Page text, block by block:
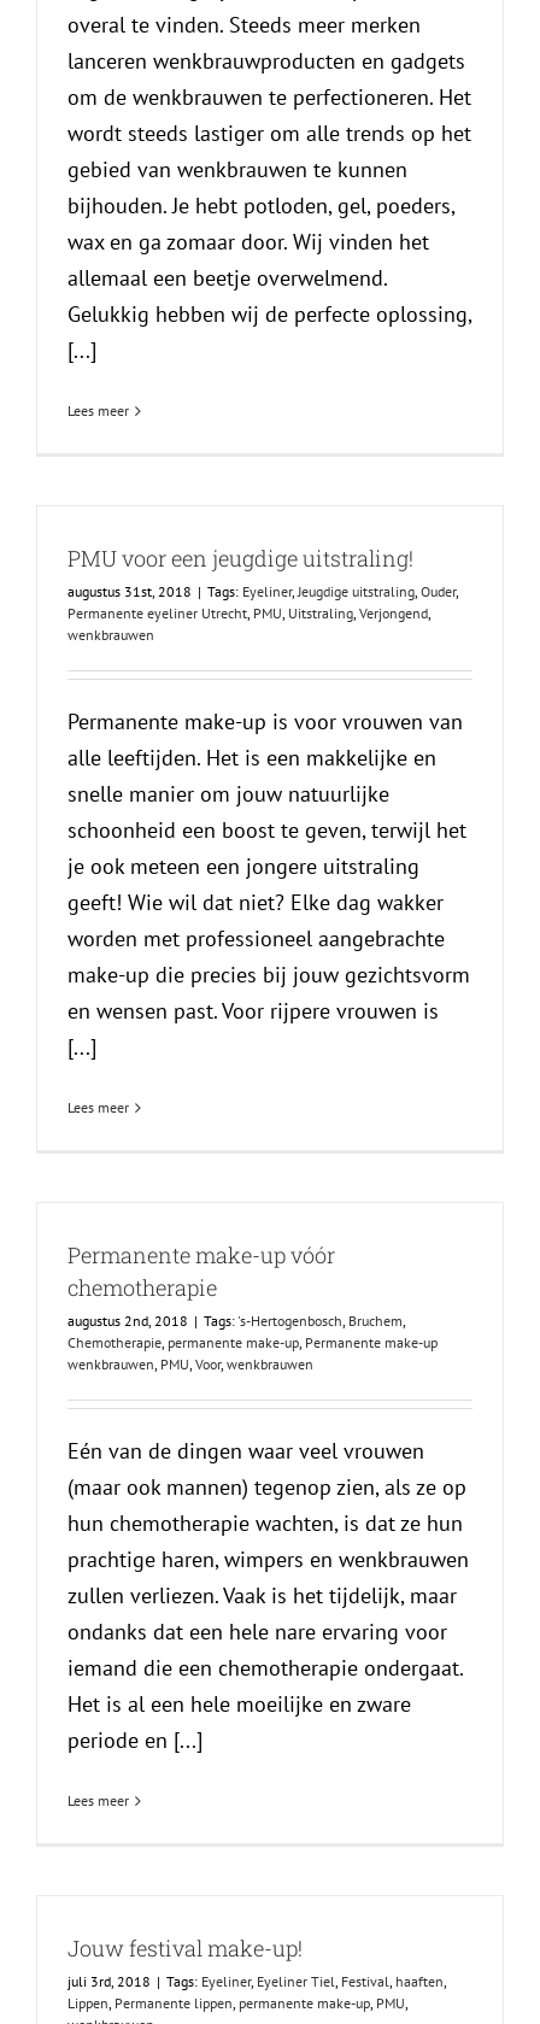
overal te vinden. Steeds meer merken
lanceren wenkbrauwproducten en gadgets
om de wenkbrauwen te perfectioneren. Het
wordt steeds lastiger om alle trends op het
gebied van wenkbrauwen te kunnen
bijhouden. Je hebt potloden, gel, poeders,
wax en ga zomaar door. Wij vinden het
allemaal een beetje overwelmend.
Gelukkig hebben wij de perfecte oplossing,
[...]
Lees meer
PMU voor een jeugdige uitstraling!
augustus 31st, 2018 | Tags: Eyeliner, Jeugdige uitstraling Ouder,
Permanente eyeliner Utrecht PMU Uitstraling Verjongend
wenkbrauwen
Permanente make-up is voor vrouwen van
alle leeftijden. Het is een makkelijke en
snelle manier om jouw natuurlijke
schoonheid een boost te geven, terwijl het
je ook meteen een jongere uitstraling
geeft! Wie wil dat niet? Elke dag wakker
worden met professioneel aangebrachte
make-up die precies bij jouw gezichtsvorm
en wensen past. Voor rijpere vrouwen is
[...]
Lees meer
Permanente make-up vóór
chemotherapie
augustus 2nd, 2018 | Tags: 's-Hertogenbosch Bruchem
Chemotherapie permanente make-up Permanente make-up
wenkbrauwen PMU Voor, wenkbrauwen
Eén van de dingen waar veel vrouwen
(maar ook mannen) tegenop zien, als ze op
hun chemotherapie wachten, is dat ze hun
prachtige haren, wimpers en wenkbrauwen
zullen verliezen. Vaak is het tijdelijk, maar
ondanks dat een hele nare ervaring voor
iemand die een chemotherapie ondergaat.
Het is al een hele moeilijke en zware
periode en [...]
Lees meer
Jouw festival make-up!
juli 3rd, 2018 | Tags: Eyeliner, Eyeliner Tiel Festival haaften
Lippen Permanente lippen permanente make-up PMU